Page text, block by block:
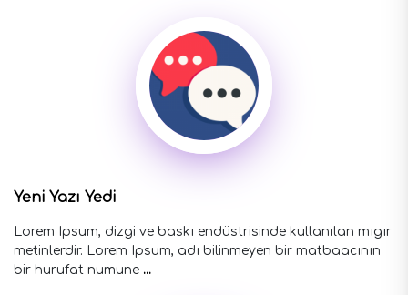
Yeni Yazı Yedi
Lorem Ipsum, dizgi ve baskı endüstrisinde kullanılan mıgır
metinlerdir. Lorem Ipsum, adı bilinmeyen bir matbaacının
bir hurufat numune ...